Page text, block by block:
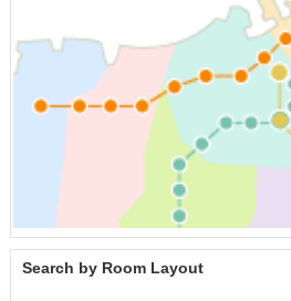
Search by Room Layout